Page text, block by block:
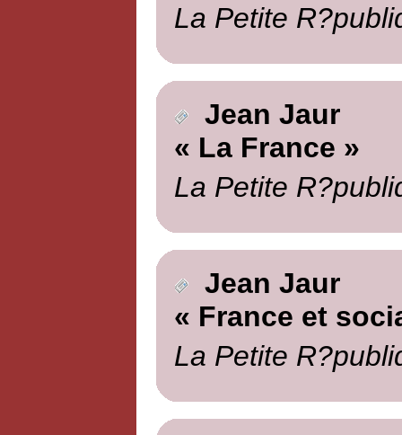
La Petite
Jean Jaur
« La France »
La Petite
Jean Jaur
« France et
La Petite